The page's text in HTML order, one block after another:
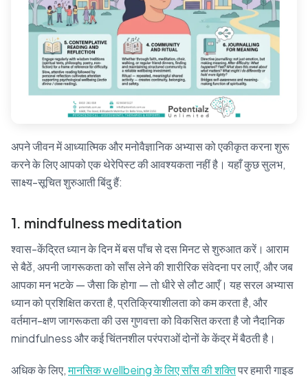
अपने जीवन में आध्यात्मिक और मनोवैज्ञानिक अभ्यास को एकीकृत करना शुरू
करने के लिए आपको एक थेरेपिस्ट की आवश्यकता नहीं है। यहाँ कुछ सुलभ,
साक्ष्य-सूचित शुरुआती बिंदु हैं:
1. mindfulness meditation
श्वास-केंद्रित ध्यान के दिन में बस पाँच से दस मिनट से शुरुआत करें। आराम
से बैठें, अपनी जागरूकता को साँस लेने की शारीरिक संवेदना पर लाएँ, और जब
आपका मन भटके — जैसा कि होगा — तो धीरे से लौट आएँ। यह सरल अभ्यास
ध्यान को प्रशिक्षित करता है, प्रतिक्रियाशीलता को कम करता है, और
वर्तमान-क्षण जागरूकता की उस गुणवत्ता को विकसित करता है जो नैदानिक
mindfulness और कई चिंतनशील परंपराओं दोनों के केंद्र में बैठती है।
अधिक के लिए,मानसिक wellbeing के लिए साँस की शक्तिपर हमारी गाइड